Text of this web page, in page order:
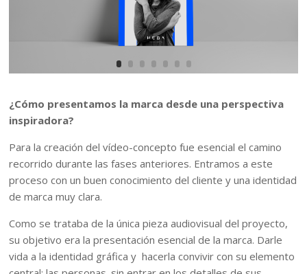
¿Cómo presentamos la marca desde una perspectiva
inspiradora?
Para la creación del vídeo-concepto fue esencial el camino
recorrido durante las fases anteriores. Entramos a este
proceso con un buen conocimiento del cliente y una identidad
de marca muy clara.
Como se trataba de la única pieza audiovisual del proyecto,
su objetivo era la presentación esencial de la marca. Darle
vida a la identidad gráfica y hacerla convivir con su elemento